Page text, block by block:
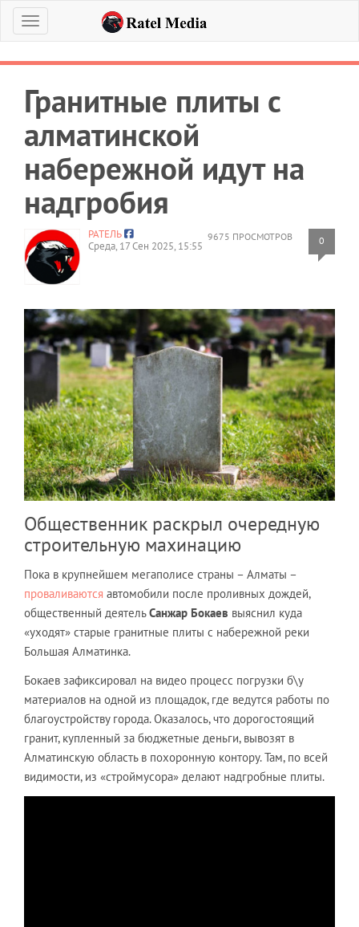
Меню
Гранитные плиты с
алматинской
набережной идут на
надгробия
9675 ПРОСМОТРОВ 0
РАТЕЛЬ
Среда, 17 Сен 2025, 15:55
Общественник раскрыл очередную
строительную махинацию
Пока в крупнейшем мегаполисе страны – Алматы –
проваливаются автомобили после проливных дождей,
общественный деятельСанжар Бокаев выяснил куда
«уходят» старые гранитные плиты с набережной реки
Большая Алматинка.
Бокаев зафиксировал на видео процесс погрузки б\у
материалов на одной из площадок, где ведутся работы по
благоустройству города. Оказалось, что дорогостоящий
гранит, купленный за бюджетные деньги, вывозят в
Алматинскую область в похоронную контору. Там, по всей
видимости, из «строймусора» делают надгробные плиты.